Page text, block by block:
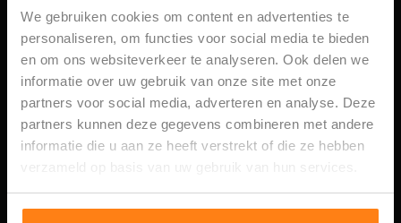
We gebruiken cookies om content en advertenties te
personaliseren, om functies voor social media te bieden
en om ons websiteverkeer te analyseren. Ook delen we
informatie over uw gebruik van onze site met onze
partners voor social media, adverteren en analyse. Deze
partners kunnen deze gegevens combineren met andere
informatie die u aan ze heeft verstrekt of die ze hebben
Retourneren
Voorwaarden
Privacy Policy
Dorpel shop B.V.
Voorkom dure fouten bij
het bestellen van uw